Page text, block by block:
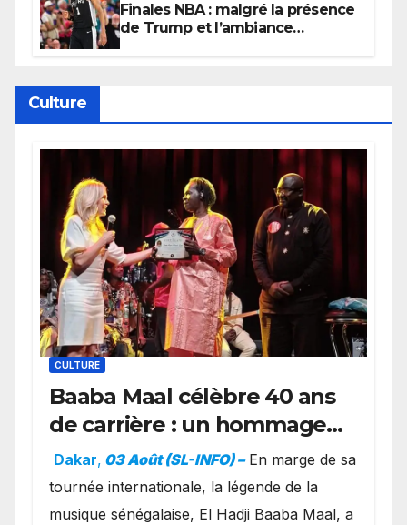
Finales NBA : malgré la présence
de Trump et l’ambiance
Culture
CULTURE
Baaba Maal célèbre 40 ans
de carrière : un hommage
exceptionnel à Oslo en
présence de la famille
royale.
Dakar, 03 Août (SL-INFO) – ​En marge de sa
tournée internationale, la légende de la
musique sénégalaise, El Hadji Baaba Maal, a